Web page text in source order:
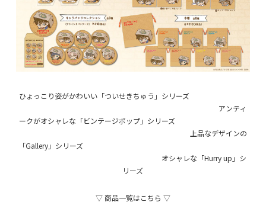
ひょっこり姿がかわいい「ついせきちゅう」シリーズ
アンティ
ークがオシャレな「ビンテージポップ」シリーズ
上品なデザインの
「Gallery」シリーズ
オシャレな「Hurry up」シ
リーズ
▽ 商品一覧はこちら ▽